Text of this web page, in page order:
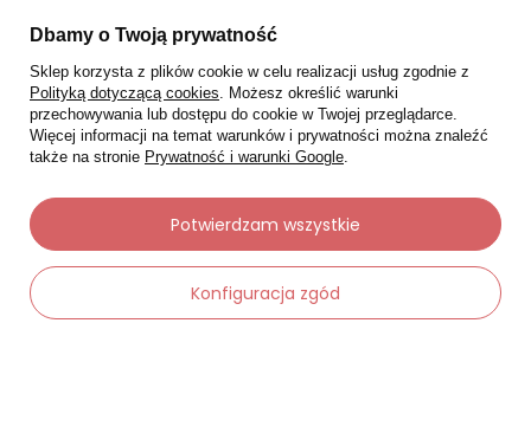
Status zamówienia
Śledzenie przesyłki
Chcę zareklamować produkt
Chcę zwrócić produkt
Chcę wymienić towar
Kontakt
Moje konto
Dbamy o Twoją prywatność
Sklep korzysta z plików cookie w celu realizacji usług zgodnie z
Polityką dotyczącą cookies. Możesz określić warunki
przechowywania lub dostępu do cookie w Twojej przeglądarce.
Więcej informacji na temat warunków i prywatności można znaleźć
także na stronie Prywatność i warunki Google.
Konfiguracja zgód
Potwierdzam wszystkie